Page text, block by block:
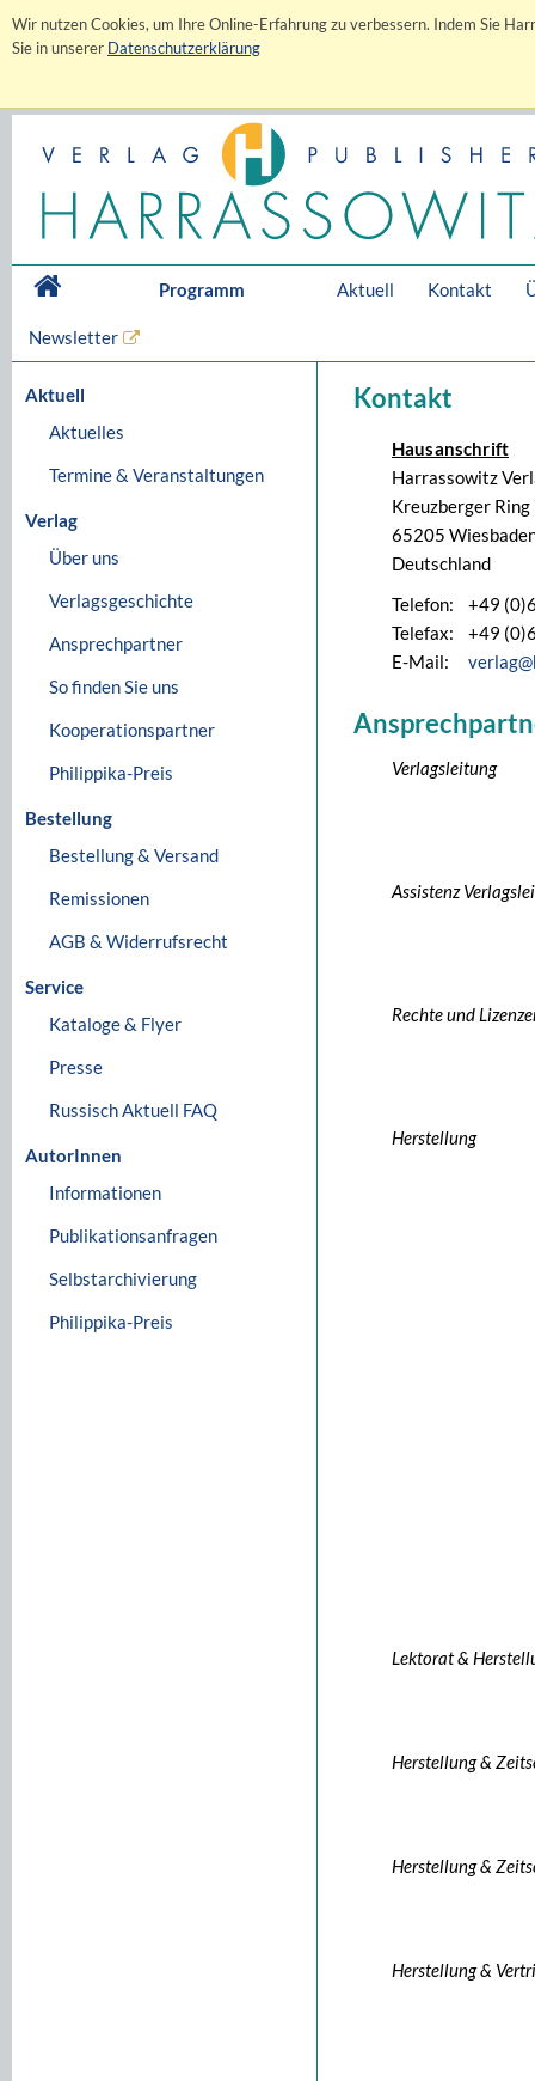
Wir nutzen Cookies, um Ihre Online-Erfahrung zu verbessern. Indem Sie
Sie in unserer Datenschutzerklärung
Programm Aktuell Kontakt
Newsletter
Aktuell
Aktuelles
Termine & Veranstaltungen
Verlag
Über uns
Verlagsgeschichte
Ansprechpartner
So finden Sie uns
Kooperationspartner
Philippika-Preis
Bestellung
Bestellung & Versand
Remissionen
AGB & Widerrufsrecht
Service
Kataloge & Flyer
Presse
Russisch Aktuell FAQ
AutorInnen
Informationen
Publikationsanfragen
Selbstarchivierung
Philippika-Preis
Kontakt
Hausanschrift
Harrassowitz
Kreuzberger Ring
65205
Deutschland
Telefon:
+49
Telefax:
+49
E-Mail:
Verlagsleitung
Assistenz
Rechte und
Herstellung
Lektorat &
Herstellung &
Herstellung &
Herstellung &